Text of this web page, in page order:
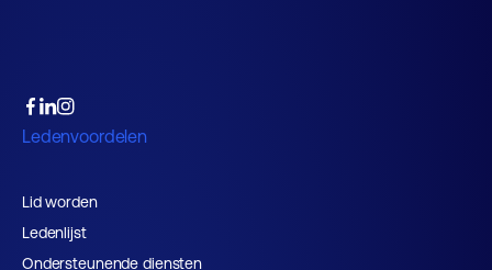
Ledenvoordelen
Lid worden
Ledenlijst
Ondersteunende diensten